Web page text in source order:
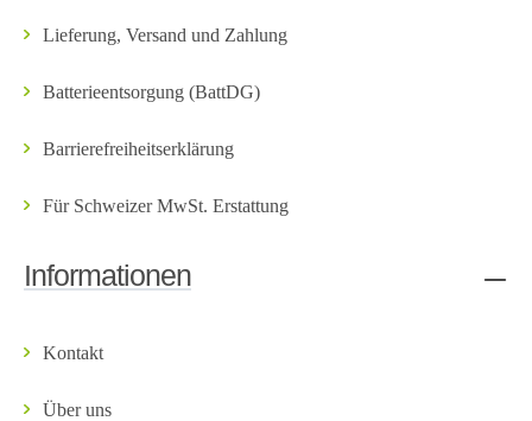
Lieferung, Versand und Zahlung
Batterieentsorgung (BattDG)
Barrierefreiheitserklärung
Für Schweizer MwSt. Erstattung
Informationen
Kontakt
Über uns